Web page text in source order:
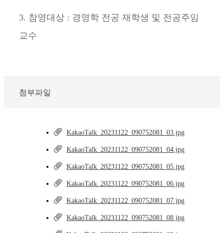
3. 참영대상 : 경영학 전공 재학생 및 전공주임
교수
첨부파일
KakaoTalk_20231122_090752081_03.jpg
KakaoTalk_20231122_090752081_04.jpg
KakaoTalk_20231122_090752081_05.jpg
KakaoTalk_20231122_090752081_06.jpg
KakaoTalk_20231122_090752081_07.jpg
KakaoTalk_20231122_090752081_08.jpg